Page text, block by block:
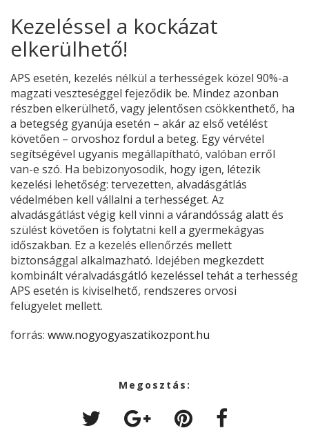
Kezeléssel a kockázat
elkerülhető!
APS esetén, kezelés nélkül a terhességek közel 90%-a
magzati veszteséggel fejeződik be. Mindez azonban
részben elkerülhető, vagy jelentősen csökkenthető, ha
a betegség gyanúja esetén – akár az első vetélést
követően – orvoshoz fordul a beteg. Egy vérvétel
segítségével ugyanis megállapítható, valóban erről
van-e szó. Ha bebizonyosodik, hogy igen, létezik
kezelési lehetőség: tervezetten, alvadásgátlás
védelmében kell vállalni a terhességet. Az
alvadásgátlást végig kell vinni a várandósság alatt és
szülést követően is folytatni kell a gyermekágyas
időszakban. Ez a kezelés ellenőrzés mellett
biztonsággal alkalmazható. Idejében megkezdett
kombinált véralvadásgátló kezeléssel tehát a terhesség
APS esetén is kiviselhető, rendszeres orvosi
felügyelet mellett.
forrás: www.nogyogyaszatikozpont.hu
Megosztás: